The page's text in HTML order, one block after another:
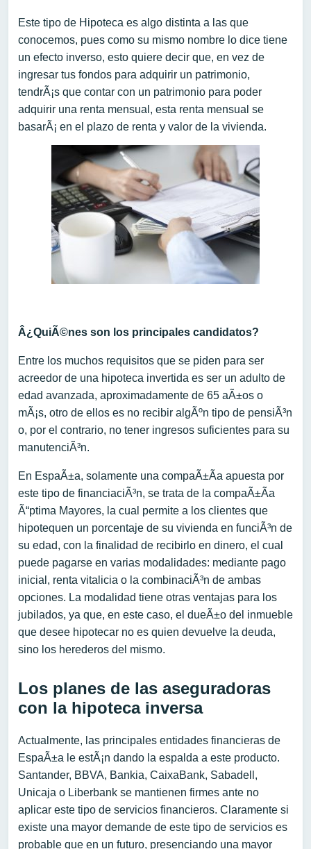
Este tipo de Hipoteca es algo distinta a las que
conocemos, pues como su mismo nombre lo dice tiene
un efecto inverso, esto quiere decir que, en vez de
ingresar tus fondos para adquirir un patrimonio,
tendrÃ¡s que contar con un patrimonio para poder
adquirir una renta mensual, esta renta mensual se
basarÃ¡ en el plazo de renta y valor de la vivienda.
Â¿QuiÃ©nes son los principales candidatos?
Entre los muchos requisitos que se piden para ser
acreedor de una hipoteca invertida es ser un adulto de
edad avanzada, aproximadamente de 65 aÃ±os o
mÃ¡s, otro de ellos es no recibir algÃºn tipo de pensiÃ³n
o, por el contrario, no tener ingresos suficientes para su
manutenciÃ³n.
En EspaÃ±a, solamente una compaÃ±Ã­a apuesta por
este tipo de financiaciÃ³n, se trata de la compaÃ±Ã­a
Ã“ptima Mayores, la cual permite a los clientes que
hipotequen un porcentaje de su vivienda en funciÃ³n de
su edad, con la finalidad de recibirlo en dinero, el cual
puede pagarse en varias modalidades: mediante pago
inicial, renta vitalicia o la combinaciÃ³n de ambas
opciones. La modalidad tiene otras ventajas para los
jubilados, ya que, en este caso, el dueÃ±o del inmueble
que desee hipotecar no es quien devuelve la deuda,
sino los herederos del mismo.
Los planes de las aseguradoras
con la hipoteca inversa
Actualmente, las principales entidades financieras de
EspaÃ±a le estÃ¡n dando la espalda a este producto.
Santander, BBVA, Bankia, CaixaBank, Sabadell,
Unicaja o Liberbank se mantienen firmes ante no
aplicar este tipo de servicios financieros. Claramente si
existe una mayor demande de este tipo de servicios es
probable que en un futuro, presenciando una mayor